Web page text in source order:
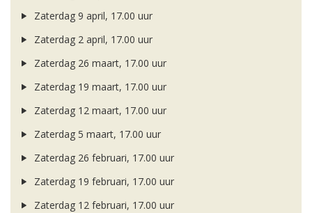
Zaterdag 9 april, 17.00 uur
Zaterdag 2 april, 17.00 uur
Zaterdag 26 maart, 17.00 uur
Zaterdag 19 maart, 17.00 uur
Zaterdag 12 maart, 17.00 uur
Zaterdag 5 maart, 17.00 uur
Zaterdag 26 februari, 17.00 uur
Zaterdag 19 februari, 17.00 uur
Zaterdag 12 februari, 17.00 uur